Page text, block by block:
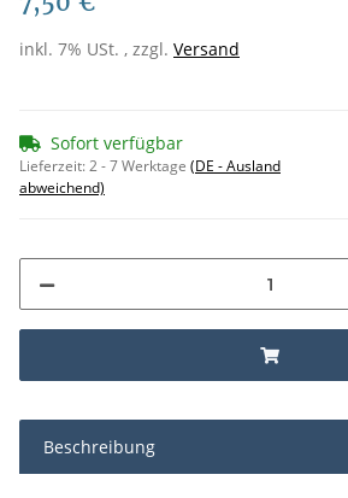
inkl. 7% USt. , zzgl. Versand
Sofort verfügbar
Lieferzeit:2 - 7 Werktage (DE - Ausland
abweichend)
Beschreibung